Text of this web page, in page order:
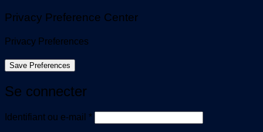
Privacy Preference Center
Privacy Preferences
Se connecter
Identifiant ou e-mail *Obligatoire